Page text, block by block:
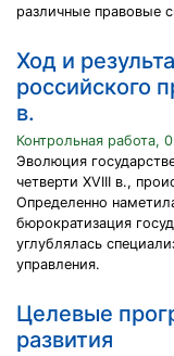
различные правовые
Ход и
российского
в.
Контрольная работа,
Эволюция
четверти XVIII в.,
Определенно
бюрократизация
углублялась
управления.
Целевые
развития